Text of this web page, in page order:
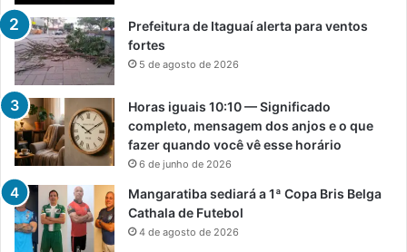
Prefeitura de Itaguaí alerta para ventos
fortes
5 de agosto de 2026
Horas iguais 10:10 — Significado
completo, mensagem dos anjos e o que
fazer quando você vê esse horário
6 de junho de 2026
Mangaratiba sediará a 1ª Copa Bris Belga
Cathala de Futebol
4 de agosto de 2026